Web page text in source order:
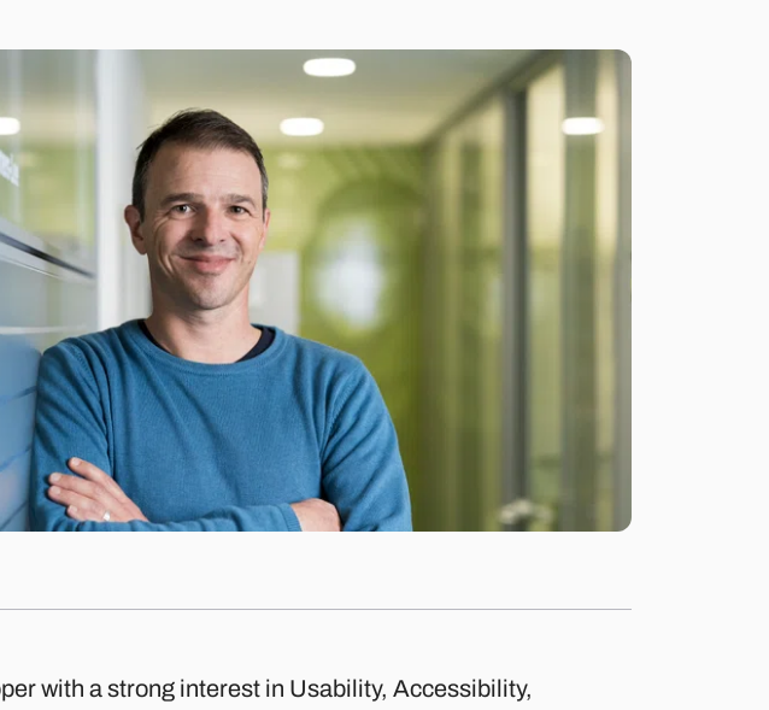
with a strong interest in Usability, Accessibility,